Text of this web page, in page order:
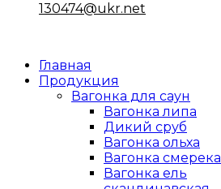
130474@ukr.net
Главная
Продукция
Вагонка для саун
Вагонка липа
Дикий сруб
Вагонка ольха
Вагонка смерека
Вагонка ель